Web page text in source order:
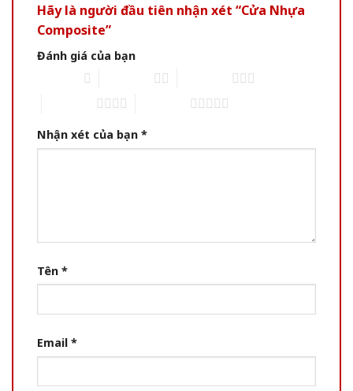
Hãy là người đầu tiên nhận xét “Cửa Nhựa
Composite”
Đánh giá của bạn
Nhận xét của bạn *
Tên *
Email *